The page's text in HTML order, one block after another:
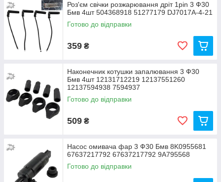
Роз'єм свічки розжарювання дріт 1pin 3 Ф30
Бмв 4шт 504368918 51277179 DJ7017A-4-21
Готово до відправки
359 ₴
Наконечник котушки запалювання 3 Ф30
Бмв 4шт 12131712219 12137551260
12137594938 7594937
Готово до відправки
509 ₴
Насос омивача фар 3 Ф30 Бмв 8K0955681
67637217792 67637217792 9A795568
Готово до відправки